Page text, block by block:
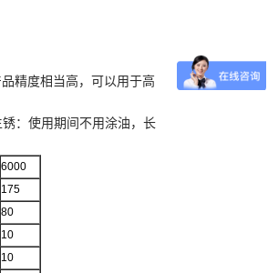
精度相当高，可以用于高
：使用期间不用涂油，长
6000
175
80
10
10